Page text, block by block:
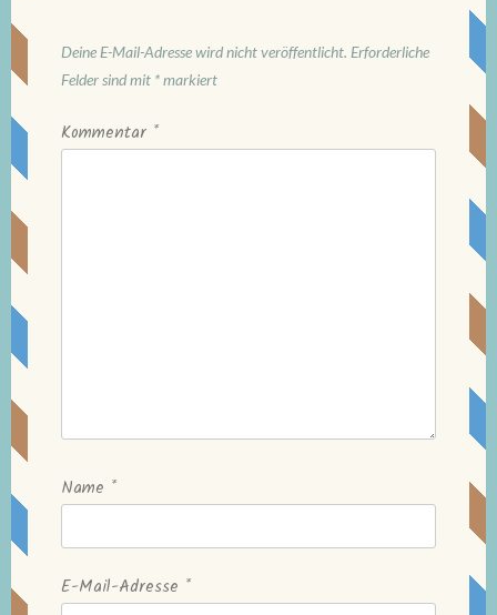
Deine E-Mail-Adresse wird nicht veröffentlicht. Erforderliche
Felder sind mit *markiert
Kommentar *
Name *
E-Mail-Adresse *